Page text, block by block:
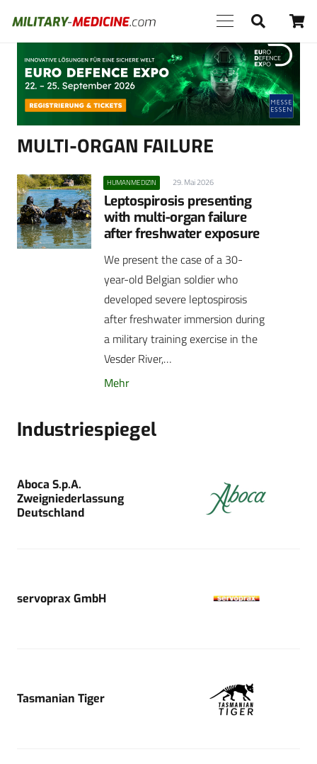
Anzeige
MULTI-ORGAN FAILURE
HUMANMEDIZIN 29. Mai 2026
Leptospirosis presenting
with multi-organ failure
after freshwater exposure
We present the case of a 30-
year-old Belgian soldier who
developed severe leptospirosis
after freshwater immersion during
a military training exercise in the
Vesder River,…
Mehr
Industriespiegel
Aboca S.p.A.
Zweigniederlassung
Deutschland
servoprax GmbH
Tasmanian Tiger